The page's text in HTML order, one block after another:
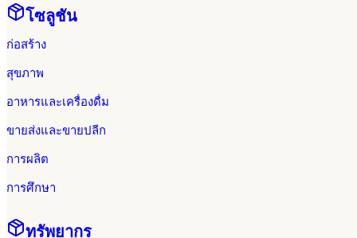
โซลูชัน
ก่อสร้าง
สุขภาพ
อาหารและเครื่องดื่ม
ขายส่งและขายปลีก
การผลิต
การศึกษา
ทรัพยากร